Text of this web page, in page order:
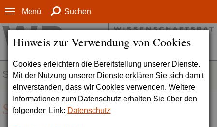
Hinweis zur Verwendung von Cookies
Cookies erleichtern die Bereitstellung unserer Dienste.
Mit der Nutzung unserer Dienste erklären Sie sich damit
einverstanden, dass wir Cookies verwenden. Weitere
Informationen zum Datenschutz erhalten Sie über den
folgenden Link: Datenschutz
Menü Suchen
SERVICE
Seite empfehlen